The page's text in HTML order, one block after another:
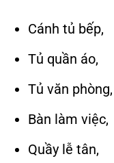
Cánh tủ bếp,
Tủ quần áo,
Tủ văn phòng,
Bàn làm việc,
Quầy lễ tân,